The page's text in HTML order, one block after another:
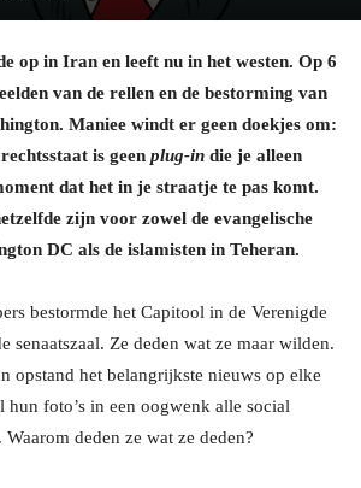
op in Iran en leeft nu in het westen. Op 6
van de rellen en de bestorming van
Maniee windt er geen doekjes om:
is geen plug-in die je alleen
dat het in je straatje te pas komt.
zijn voor zowel de evangelische
DC als de islamisten in Teheran.
bestormde het Capitool in de Verenigde
senaatszaal. Ze deden wat ze maar wilden.
opstand het belangrijkste nieuws op elke
hun foto’s in een oogwenk alle social
deden ze wat ze deden?